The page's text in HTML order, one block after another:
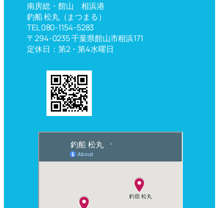
南房総・館山 相浜港
釣船 松丸（まつまる）
TEL 080-1154-5283
〒294-0235 千葉県館山市相浜171
定休日：第2・第4水曜日